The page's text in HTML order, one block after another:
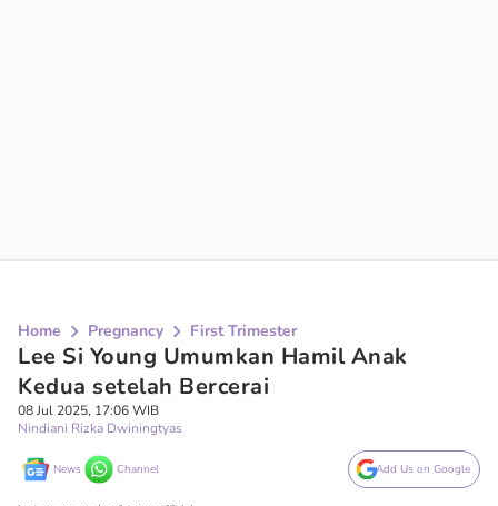
Home Pregnancy First Trimester
Lee Si Young Umumkan Hamil Anak
Kedua setelah Bercerai
08 Jul 2025, 17:06 WIB
Nindiani Rizka Dwiningtyas
News Channel Add Us on Google